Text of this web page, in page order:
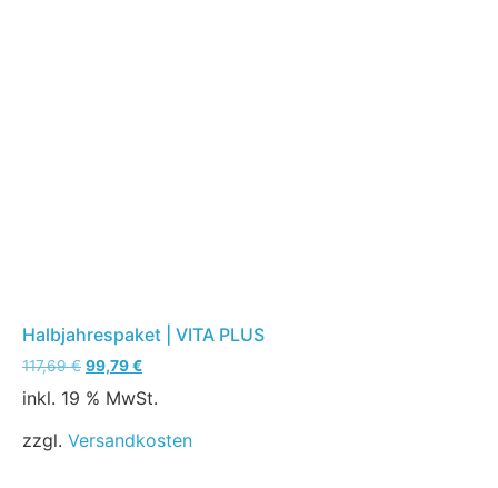
Halbjahrespaket | VITA PLUS
117,69€ 99,79€
inkl. 19 % MwSt.
zzgl. Versandkosten